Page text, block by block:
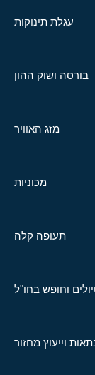
עגלת תינוקות
בורסה ושוק ההון
מזג האוויר
מכוניות
תעופה קלה
וחופש בחו"ל
וייעוץ מחזור